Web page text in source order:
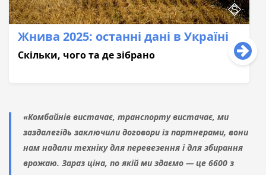
Жнива 2025: останні дані в Україні
Скільки, чого та де зібрано
«Комбайнів вистачає, транспорту вистачає, ми
заздалегідь заключили договори із партнерами, вони
нам надали техніку для перевезення і для збирання
врожаю. Зараз ціна, по якій ми здаємо — це 6600 з